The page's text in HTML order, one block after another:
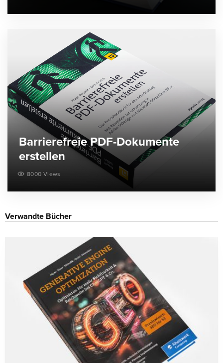
Barrierefreie PDF-Dokumente
erstellen
8000 Views
Verwandte Bücher